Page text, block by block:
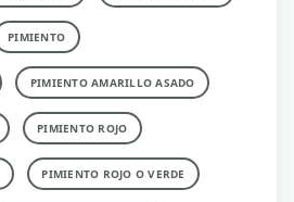
PIMIENTO
PIMIENTO AMARILLO ASADO
PIMIENTO ROJO
PIMIENTO ROJO O VERDE